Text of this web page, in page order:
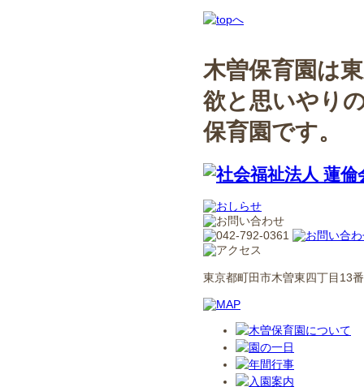
木曽保育園は
欲と思いやり
保育園です。
東京都町田市木曽東四丁目13